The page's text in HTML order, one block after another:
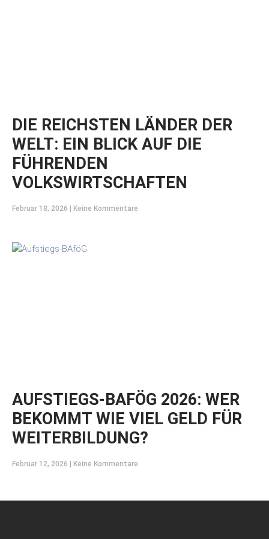
DIE REICHSTEN LÄNDER DER
WELT: EIN BLICK AUF DIE
FÜHRENDEN
VOLKSWIRTSCHAFTEN
Februar 18, 2026 Keine Kommentare
AUFSTIEGS-BAFÖG 2026: WER
BEKOMMT WIE VIEL GELD FÜR
WEITERBILDUNG?
Februar 12, 2026 Keine Kommentare